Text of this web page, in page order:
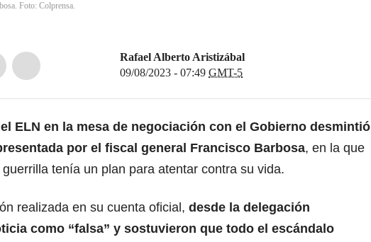
Foto: Colprensa.
Rafael Alberto Aristizábal
09/08/2023 - 07:49 GMT-5
ELN en la mesa de negociación con el Gobierno desmintió
por el fiscal general Francisco Barbosa, en la que
tenía un plan para atentar contra su vida.
realizada en su cuenta oficial, desde la delegación
como “falsa” y sostuvieron que todo el escándalo